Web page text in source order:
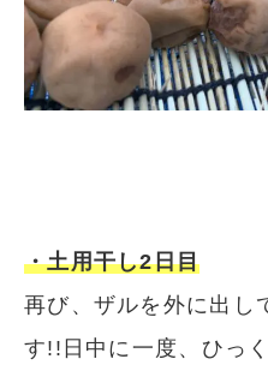
・土用干し2日目
再び、ザルを外に出し
す!!日中に一度、ひっ